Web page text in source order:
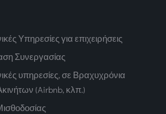
Υπηρεσίες για επιχειρήσεις
Συνεργασίας
υπηρεσίες, σε Βραχυχρόνια
(Airbnb, κλπ.)